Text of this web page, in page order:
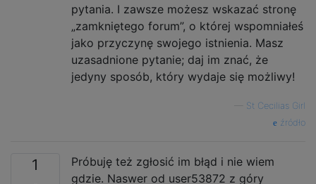
pytania. I zawsze możesz wskazać stronę
„zamkniętego forum”, o której wspomniałeś
jako przyczynę swojego istnienia. Masz
uzasadnione pytanie; daj im znać, że
jedyny sposób, który wydaje się możliwy!
St Cecilias Girl
źródło
1
Próbuję też zgłosić im błąd i nie wiem
gdzie. Naswer od user53872 z góry